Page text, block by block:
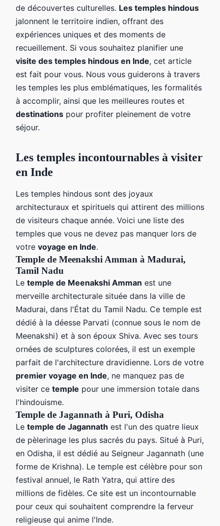
de découvertes culturelles. Les temples hindous
jalonnent le territoire indien, offrant des
expériences uniques et des moments de
recueillement. Si vous souhaitez planifier une
visite des temples hindous en Inde, cet article
est fait pour vous. Nous vous guiderons à travers
les temples les plus emblématiques, les formalités
à accomplir, ainsi que les meilleures routes et
destinations pour profiter pleinement de votre
séjour.
Les temples incontournables à visiter
en Inde
Les temples hindous sont des joyaux
architecturaux et spirituels qui attirent des millions
de visiteurs chaque année. Voici une liste des
temples que vous ne devez pas manquer lors de
votre voyage en Inde.
Temple de Meenakshi Amman à Madurai,
Tamil Nadu
Le temple de Meenakshi Amman est une
merveille architecturale située dans la ville de
Madurai, dans l'État du Tamil Nadu. Ce temple est
dédié à la déesse Parvati (connue sous le nom de
Meenakshi) et à son époux Shiva. Avec ses tours
ornées de sculptures colorées, il est un exemple
parfait de l'architecture dravidienne. Lors de votre
premier voyage en Inde, ne manquez pas de
visiter ce temple pour une immersion totale dans
l'hindouisme.
Temple de Jagannath à Puri, Odisha
Le temple de Jagannath est l'un des quatre lieux
de pèlerinage les plus sacrés du pays. Situé à Puri,
en Odisha, il est dédié au Seigneur Jagannath (une
forme de Krishna). Le temple est célèbre pour son
festival annuel, le Rath Yatra, qui attire des
millions de fidèles. Ce site est un incontournable
pour ceux qui souhaitent comprendre la ferveur
religieuse qui anime l'Inde.